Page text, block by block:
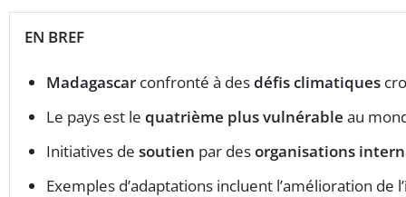
EN BREF
Madagascar confronté à desdéfis climatiques
Le pays est le quatrième plus vulnérable au
Initiatives de soutien par desorganisations
Exemples d’adaptations incluent l’amélioration de l’